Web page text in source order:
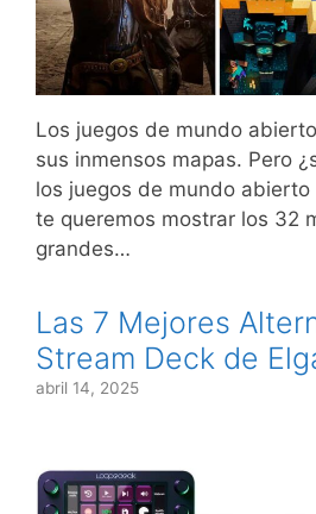
Los juegos de mundo
sus inmensos mapas. Pero
los juegos de mundo
te queremos mostrar los 32
grandes…
Las 7 Mejores
Stream Deck de
abril 14, 2025